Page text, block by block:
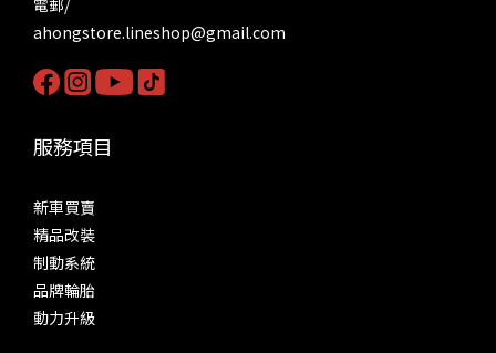
ahongstore.lineshop@gmail.com
服務項目
新車買賣
精品改裝
制動系統
品牌輪胎
動力升級